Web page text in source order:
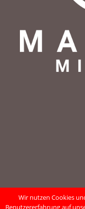
Wir nutzen Cookies
Benutzererfahrung auf